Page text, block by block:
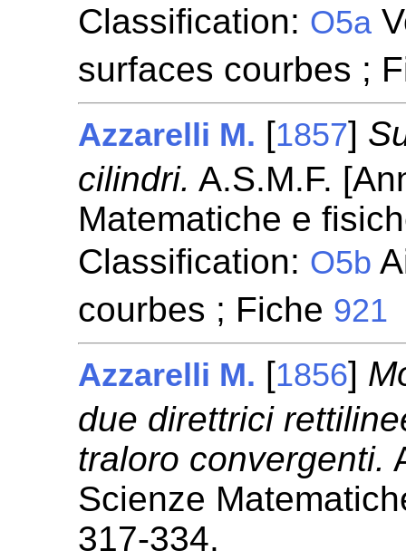
Classification: O5a
surfaces courbes ;
Azzarelli M. [1857]
cilindri. A.S.M.F.
Matematiche e
Classification: O5b
courbes ; Fiche 921
Azzarelli M. [1856]
due direttrici
traloro convergenti.
Scienze
317-334.